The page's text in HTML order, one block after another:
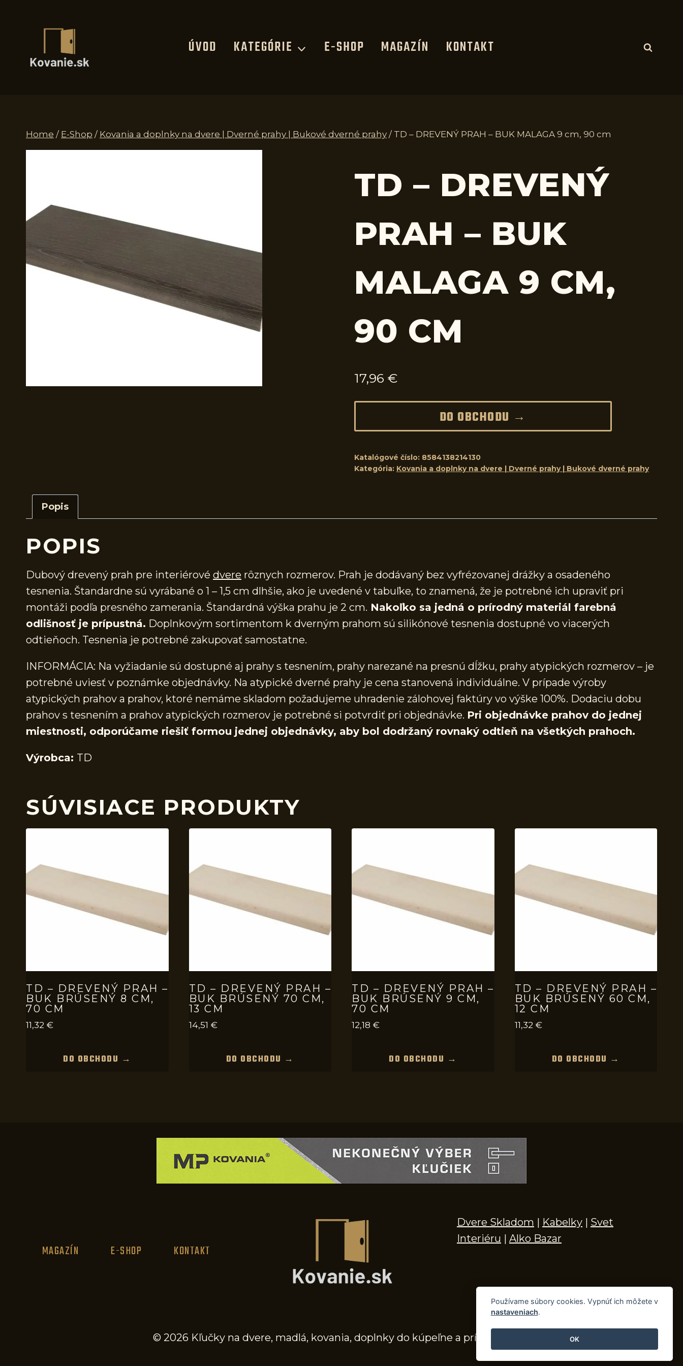
ÚVOD KATEGÓRIE E-SHOP MAGAZÍN KONTAKT
Home / E-Shop / Kovania a doplnky na dvere | Dverné prahy | Bukové dverné prahy / TD – DREVENÝ PRAH – BUK MALAGA 9 cm, 90 cm
TD – DREVENÝ
PRAH – BUK
MALAGA 9 CM,
90 CM
17,96 €
DO OBCHODU →
Katalógové číslo: 8584138214130
Kategória: Kovania a doplnky na dvere | Dverné prahy | Bukové dverné prahy
Popis
POPIS
Dubový drevený prah pre interiérové dvere rôznych rozmerov. Prah je dodávaný bez vyfrézovanej drážky a osadeného
tesnenia. Štandardne sú vyrábané o 1 – 1,5 cm dlhšie, ako je uvedené v tabuľke, to znamená, že je potrebné ich upraviť pri
montáži podľa presného zamerania. Štandardná výška prahu je 2 cm. Nakoľko sa jedná o prírodný materiál farebná
odlišnosť je prípustná. Doplnkovým sortimentom k dverným prahom sú silikónové tesnenia dostupné vo viacerých
odtieňoch. Tesnenia je potrebné zakupovať samostatne.
INFORMÁCIA: Na vyžiadanie sú dostupné aj prahy s tesnením, prahy narezané na presnú dĺžku, prahy atypických rozmerov – je
potrebné uviesť v poznámke objednávky. Na atypické dverné prahy je cena stanovená individuálne. V prípade výroby
atypických prahov a prahov, ktoré nemáme skladom požadujeme uhradenie zálohovej faktúry vo výške 100%. Dodaciu dobu
prahov s tesnením a prahov atypických rozmerov je potrebné si potvrdiť pri objednávke. Pri objednávke prahov do jednej
miestnosti, odporúčame riešiť formou jednej objednávky, aby bol dodržaný rovnaký odtieň na všetkých prahoch.
Výrobca: TD
SÚVISIACE PRODUKTY
TD – DREVENÝ PRAH –
BUK BRÚSENÝ 8 CM,
70 CM
11,32 €
DO OBCHODU →
TD – DREVENÝ PRAH –
BUK BRÚSENÝ 70 CM,
13 CM
14,51 €
DO OBCHODU →
TD – DREVENÝ PRAH –
BUK BRÚSENÝ 9 CM,
70 CM
12,18 €
DO OBCHODU →
TD – DREVENÝ PRAH –
BUK BRÚSENÝ 60 CM,
12 CM
11,32 €
DO OBCHODU →
MAGAZÍN E-SHOP KONTAKT
Dvere Skladom | Kabelky | Svet
Interiéru | Alko Bazar
© 2026 Kľučky na dvere, madlá, kovania, doplnky do kúpeľne a príslušenstvo
Používame súbory cookies. Vypnúť ich môžete v
nastaveniach.
OK